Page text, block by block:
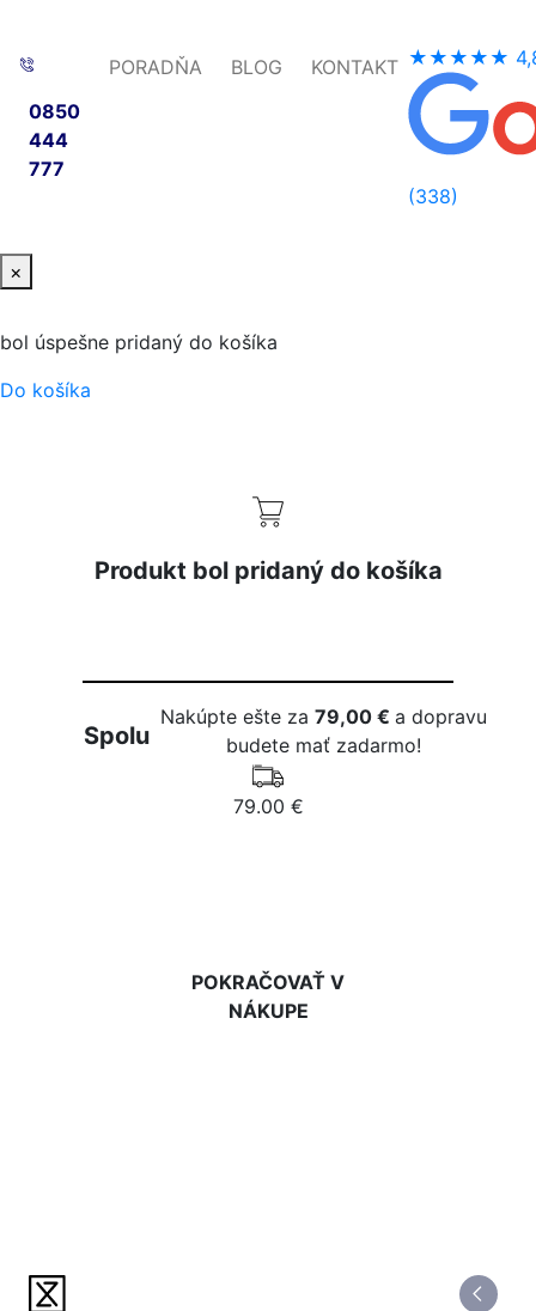
0850
444
777
PORADŇA BLOG KONTAKT ★★★★★
(338)
×
bol úspešne pridaný do košíka
Do košíka
Produkt bol pridaný do košíka
Spolu
Nakúpte ešte za79,00 €a dopravu
budete mať zadarmo!
79.00 €
POKRAČOVAŤ V
NÁKUPE